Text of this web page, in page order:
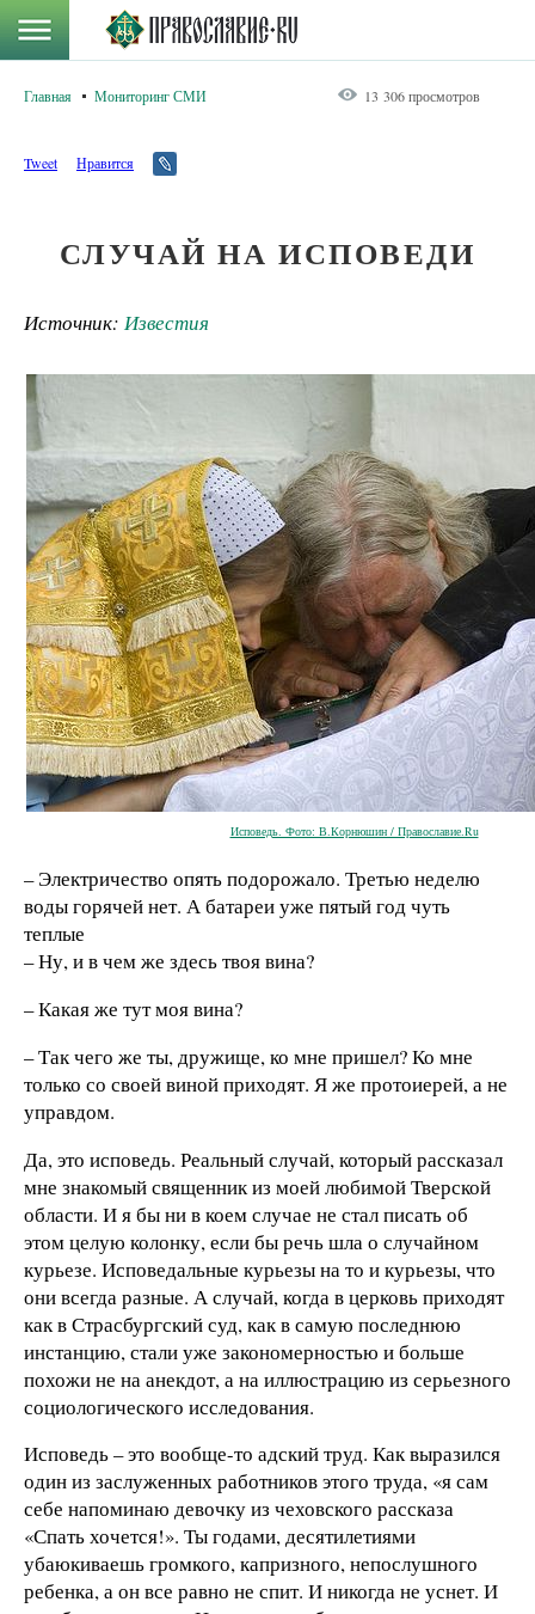
Главная Мониторинг СМИ 13 306 просмотров
Tweet Нравится
СЛУЧАЙ НА ИСПОВЕДИ
Источник: Известия
Исповедь. Фото: В.Корнюшин / Православие.Ru
– Электричество опять подорожало. Третью неделю
воды горячей нет. А батареи уже пятый год чуть
теплые
– Ну, и в чем же здесь твоя вина?
– Какая же тут моя вина?
– Так чего же ты, дружище, ко мне пришел? Ко мне
только со своей виной приходят. Я же протоиерей, а не
управдом.
Да, это исповедь. Реальный случай, который рассказал
мне знакомый священник из моей любимой Тверской
области. И я бы ни в коем случае не стал писать об
этом целую колонку, если бы речь шла о случайном
курьезе. Исповедальные курьезы на то и курьезы, что
они всегда разные. А случай, когда в церковь приходят
как в Страсбургский суд, как в самую последнюю
инстанцию, стали уже закономерностью и больше
похожи не на анекдот, а на иллюстрацию из серьезного
социологического исследования.
Исповедь – это вообще-то адский труд. Как выразился
один из заслуженных работников этого труда, «я сам
себе напоминаю девочку из чеховского рассказа
«Спать хочется!». Ты годами, десятилетиями
убаюкиваешь громкого, капризного, непослушного
ребенка, а он все равно не спит. И никогда не уснет. И